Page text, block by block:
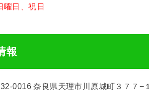
曜日、祝日
報
0016 奈良県天理市川原城町３７７−１